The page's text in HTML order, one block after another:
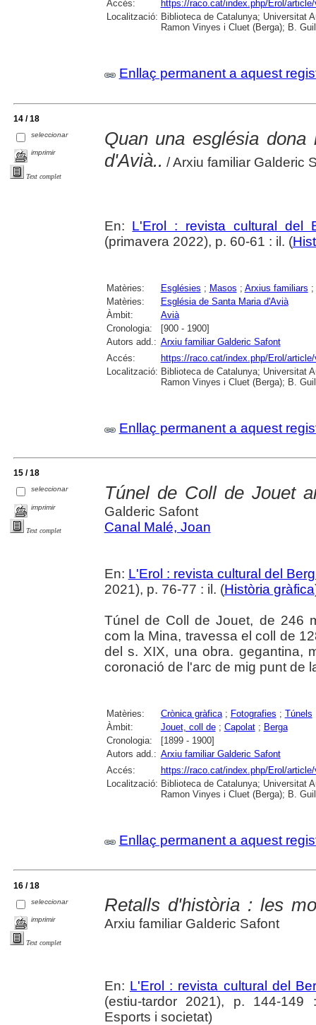
Accés:
https://raco.cat/index.php/Erol/article/
Localització: Biblioteca de Catalunya; Universitat
Ramon Vinyes i Cluet (Berga); B.
Enllaç permanent a aquest
14 / 18
seleccionar
imprimir
Text complet
Quan una església
d'Avià.. / Arxiu familiar Galderic
En: L'Erol : revista cultural del
(primavera 2022), p. 60-61 : il. (
Matèries: Esglésies ; Masos ; Arxius familiars ;
Matèries:
Església de Santa Maria d'Avià
Àmbit:
Avià
Cronologia:
[900 - 1900]
Autors add.: Arxiu familiar Galderic Safont
Accés:
https://raco.cat/index.php/Erol/article/
Localització: Biblioteca de Catalunya; Universitat
Ramon Vinyes i Cluet (Berga); B.
Enllaç permanent a aquest
15 / 18
seleccionar
imprimir
Text complet
Túnel de Coll de Jouet
Galderic Safont
Canal Malé, Joan
En: L'Erol : revista cultural del
2021), p. 76-77 : il. (Història gràfica
Túnel de Coll de Jouet, de 246
com la Mina, travessa el coll de
del s. XIX, una obra. gegantina,
coronació de l'arc de mig punt de
Matèries: Crònica gràfica; Fotografies ; Túnels
Àmbit:
Jouet, coll de; Capolat; Berga
Cronologia:
[1899 - 1900]
Autors add.: Arxiu familiar Galderic Safont
Accés:
https://raco.cat/index.php/Erol/article/
Localització: Biblioteca de Catalunya; Universitat
Ramon Vinyes i Cluet (Berga); B.
Enllaç permanent a aquest
16 / 18
seleccionar
imprimir
Text complet
Retalls d'història : les
Arxiu familiar Galderic Safont
En: L'Erol : revista cultural del
(estiu-tardor 2021), p. 144-
Esports i societat)